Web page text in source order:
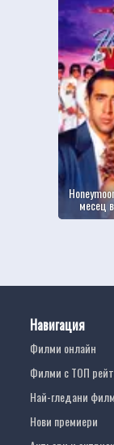
месец
Навигация
Филми онлайн
Филми с ТОП
Най-гледани
Нови премиери